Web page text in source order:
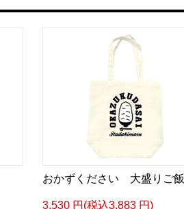
おかずください 大盛りご飯
3,530 円(税込3,883 円)